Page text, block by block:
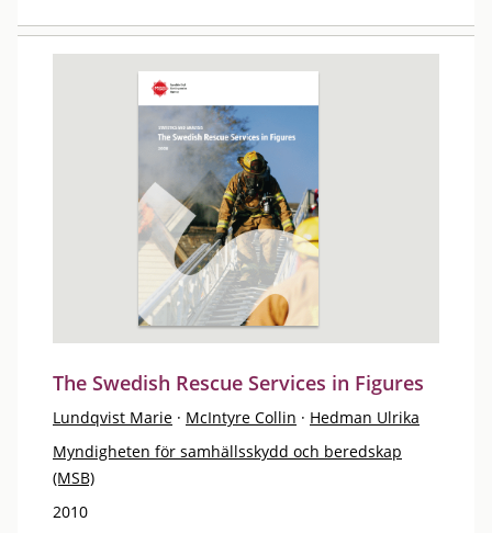
The Swedish Rescue Services in Figures
Lundqvist Marie · McIntyre Collin · Hedman Ulrika
Myndigheten för samhällsskydd och beredskap
(MSB)
2010